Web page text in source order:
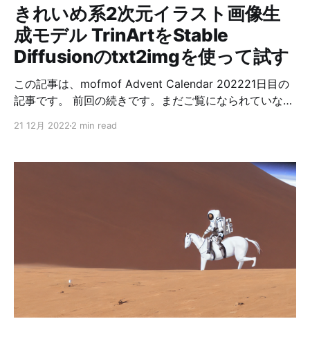
deg84’s blogde
きれいめ系2次元イラスト画像生
成モデル TrinArtをStable
Diffusionのtxt2imgを使って試す
この記事は、mofmof Advent Calendar 202221日目の
記事です。 前回の続きです。まだご覧になられていない
Diffusionで使うモデルを別のものに変えて画像出力をし
違って特化したデータで学習してるんだと思います。 今
回使っているのは汎用モデルで、キャラクターに特化し
TrinArt試します。 Stable Diffusionのセットアップにつ
いては、以前の記事をご参照ください。 セットアップ
以下、Stable Diffusionが使えるようになっている前提
で進めます。 モデルをHugging Faceからダウンロード
21 12月 2022 2 min read